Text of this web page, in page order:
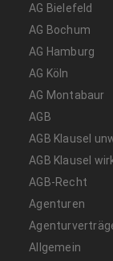
AG Bielefeld
AG Bochum
AG Hamburg
AG Köln
AG Montabaur
AGB
AGB Klausel
AGB Klausel
AGB-Recht
Agenturen
Allgemein